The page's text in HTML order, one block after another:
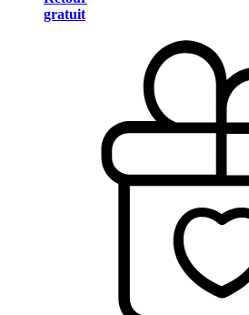
gratuit